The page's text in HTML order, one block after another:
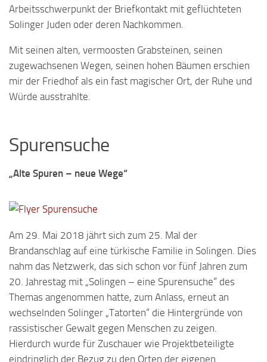
Arbeitsschwerpunkt der Briefkontakt mit geflüchteten
Solinger Juden oder deren Nachkommen.
Mit seinen alten, vermoosten Grabsteinen, seinen
zugewachsenen Wegen, seinen hohen Bäumen erschien
mir der Friedhof als ein fast magischer Ort, der Ruhe und
Würde ausstrahlte.
Spurensuche
„Alte Spuren – neue Wege“
Am 29. Mai 2018 jährt sich zum 25. Mal der
Brandanschlag auf eine türkische Familie in Solingen. Dies
nahm das Netzwerk, das sich schon vor fünf Jahren zum
20. Jahrestag mit „Solingen – eine Spurensuche“ des
Themas angenommen hatte, zum Anlass, erneut an
wechselnden Solinger „Tatorten“ die Hintergründe von
rassistischer Gewalt gegen Menschen zu zeigen.
Hierdurch wurde für Zuschauer wie Projektbeteiligte
eindringlich der Bezug zu den Orten der eigenen